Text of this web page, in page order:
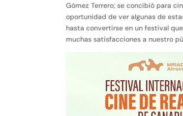
Gómez Terrero; se concibió para
oportunidad de ver algunas de
hasta convertirse en un festival
muchas satisfacciones a nuestro